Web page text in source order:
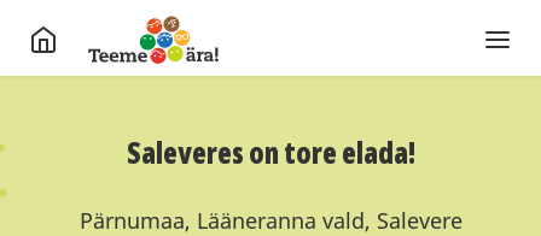
Saleveres on tore elada!
Pärnumaa, Lääneranna vald, Salevere